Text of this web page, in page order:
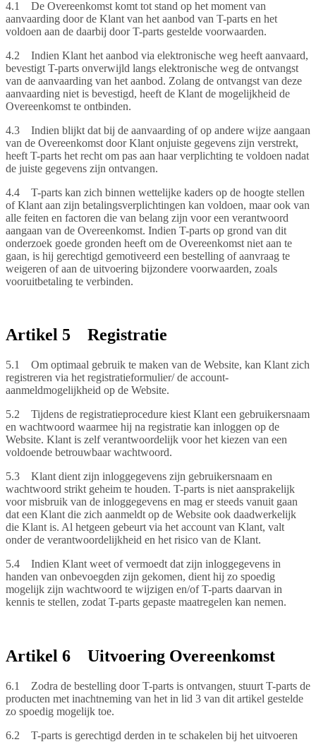
4.1 De Overeenkomst komt tot stand op het moment van
aanvaarding door de Klant van het aanbod van T-parts en het
voldoen aan de daarbij door T-parts gestelde voorwaarden.
4.2 Indien Klant het aanbod via elektronische weg heeft aanvaard,
bevestigt T-parts onverwijld langs elektronische weg de ontvangst
van de aanvaarding van het aanbod. Zolang de ontvangst van deze
aanvaarding niet is bevestigd, heeft de Klant de mogelijkheid de
Overeenkomst te ontbinden.
4.3 Indien blijkt dat bij de aanvaarding of op andere wijze aangaan
van de Overeenkomst door Klant onjuiste gegevens zijn verstrekt,
heeft T-parts het recht om pas aan haar verplichting te voldoen nadat
de juiste gegevens zijn ontvangen.
4.4 T-parts kan zich binnen wettelijke kaders op de hoogte stellen
of Klant aan zijn betalingsverplichtingen kan voldoen, maar ook van
alle feiten en factoren die van belang zijn voor een verantwoord
aangaan van de Overeenkomst. Indien T-parts op grond van dit
onderzoek goede gronden heeft om de Overeenkomst niet aan te
gaan, is hij gerechtigd gemotiveerd een bestelling of aanvraag te
weigeren of aan de uitvoering bijzondere voorwaarden, zoals
vooruitbetaling te verbinden.
Artikel 5 Registratie
5.1 Om optimaal gebruik te maken van de Website, kan Klant zich
registreren via het registratieformulier/ de account-
aanmeldmogelijkheid op de Website.
5.2 Tijdens de registratieprocedure kiest Klant een gebruikersnaam
en wachtwoord waarmee hij na registratie kan inloggen op de
Website. Klant is zelf verantwoordelijk voor het kiezen van een
voldoende betrouwbaar wachtwoord.
5.3 Klant dient zijn inloggegevens zijn gebruikersnaam en
wachtwoord strikt geheim te houden. T-parts is niet aansprakelijk
voor misbruik van de inloggegevens en mag er steeds vanuit gaan
dat een Klant die zich aanmeldt op de Website ook daadwerkelijk
die Klant is. Al hetgeen gebeurt via het account van Klant, valt
onder de verantwoordelijkheid en het risico van de Klant.
5.4 Indien Klant weet of vermoedt dat zijn inloggegevens in
handen van onbevoegden zijn gekomen, dient hij zo spoedig
mogelijk zijn wachtwoord te wijzigen en/of T-parts daarvan in
kennis te stellen, zodat T-parts gepaste maatregelen kan nemen.
Artikel 6 Uitvoering Overeenkomst
6.1 Zodra de bestelling door T-parts is ontvangen, stuurt T-parts de
producten met inachtneming van het in lid 3 van dit artikel gestelde
zo spoedig mogelijk toe.
6.2 T-parts is gerechtigd derden in te schakelen bij het uitvoeren